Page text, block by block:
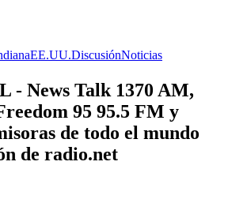
EE.UU.DiscusiónNoticias
- News Talk 1370 AM,
95 95.5 FM y
de todo el mundo
de radio.net